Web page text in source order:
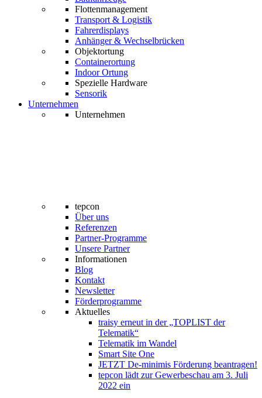
Flottenmanagement
Transport & Logistik
Fahrerdisplays
Anhänger & Wechselbrücken
Objektortung
Containerortung
Indoor Ortung
Spezielle Hardware
Sensorik
Unternehmen
Unternehmen
tepcon
Über uns
Referenzen
Partner-Programme
Unsere Partner
Informationen
Blog
Kontakt
Newsletter
Förderprogramme
Aktuelles
traisy erneut in der „TOPLIST der
Telematik“
Telematik im Wandel
Smart Site One
JETZT De-minimis Förderung beantragen!
tepcon lädt zur Gewerbeschau am 3. Juli
2022 ein